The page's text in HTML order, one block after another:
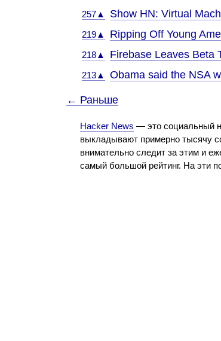
257▲ Show HN: Virtual
219▲ Ripping Off Young
218▲ Firebase Leaves Beta
213▲ Obama said the NSA
← Раньше
Hacker News — это социальный
выкладывают примерно тысячу
внимательно следит за этим и
самый большой рейтинг. На эти